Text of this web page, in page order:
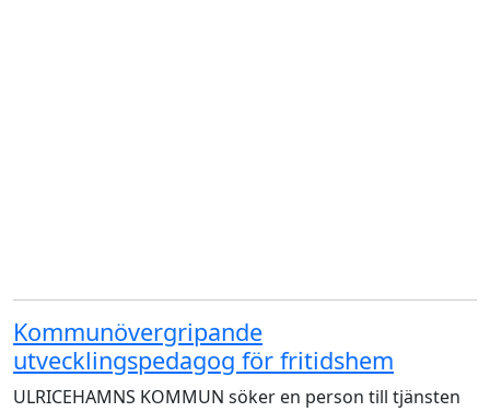
Kommunövergripande
utvecklingspedagog för fritidshem
ULRICEHAMNS KOMMUN söker en person till tjänsten